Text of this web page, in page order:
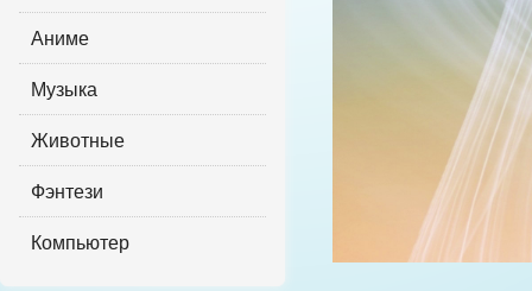
Аниме
Музыка
Животные
Фэнтези
Компьютер